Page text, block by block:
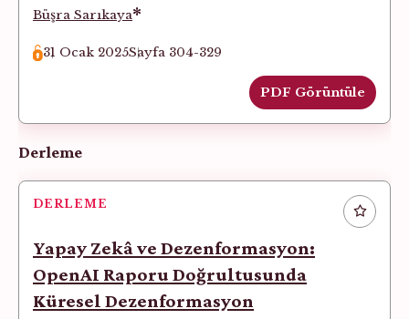
Büşra Sarıkaya*
31 Ocak 2025Sayfa 304-329
PDF Görüntüle
Derleme
DERLEME
Yapay Zekâ ve Dezenformasyon:
OpenAI Raporu Doğrultusunda
Küresel Dezenformasyon